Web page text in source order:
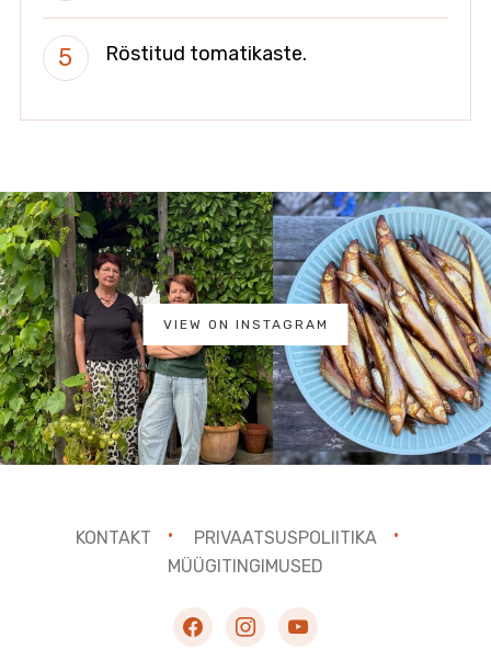
Röstitud tomatikaste.
VIEW ON INSTAGRAM
KONTAKT
PRIVAATSUSPOLIITIKA
MÜÜGITINGIMUSED
facebookinstagramyoutube